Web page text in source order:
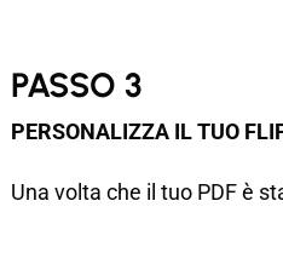
PASSO 3
PERSONALIZZA IL TUO
Una volta che il tuo PDF è